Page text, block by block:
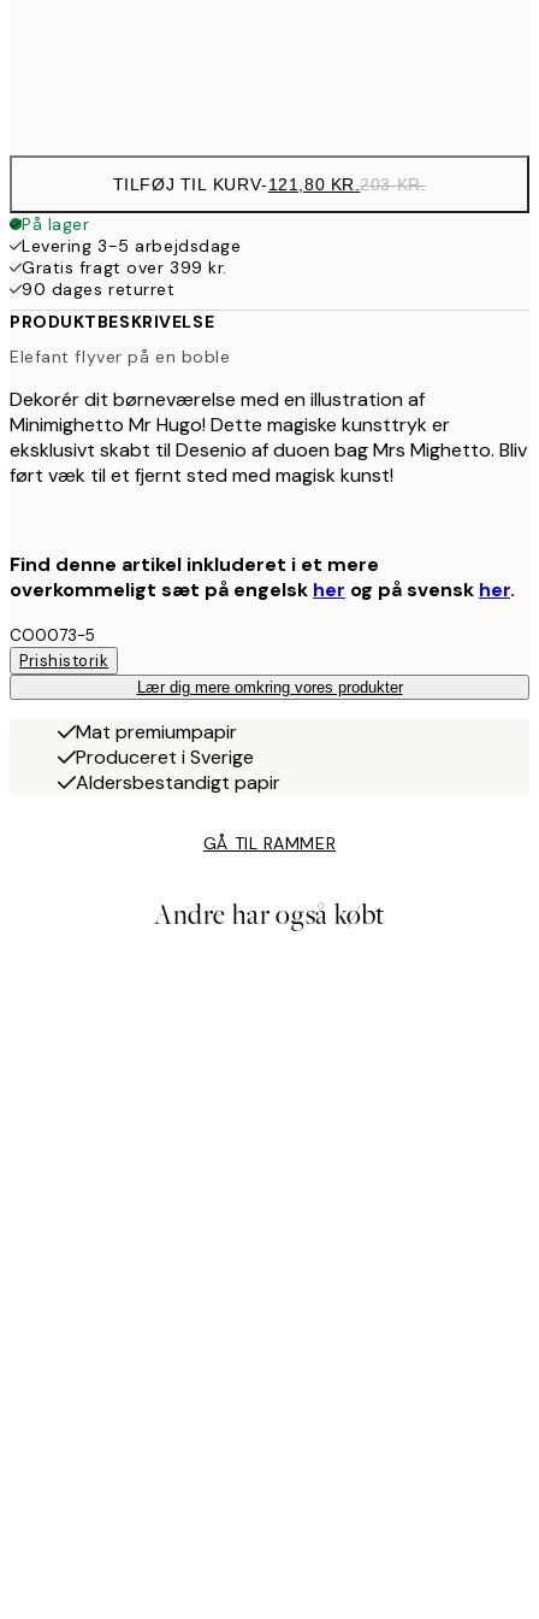
TILFØJ TIL KURV-121,80 KR.203 KR.
På lager
Levering 3-5 arbejdsdage
Gratis fragt over 399 kr.
90 dages returret
PRODUKTBESKRIVELSE
Elefant flyver på en boble
Dekorér dit børneværelse med en illustration af
Minimighetto Mr Hugo! Dette magiske kunsttryk er
eksklusivt skabt til Desenio af duoen bag Mrs Mighetto. Bliv
ført væk til et fjernt sted med magisk kunst!
Find denne artikel inkluderet i et mere
overkommeligt sæt på engelsk her og på svensk her.
CO0073-5
Prishistorik
Lær dig mere omkring vores produkter
Mat premiumpapir
Produceret i Sverige
Aldersbestandigt papir
GÅ TIL RAMMER
Andre har også købt